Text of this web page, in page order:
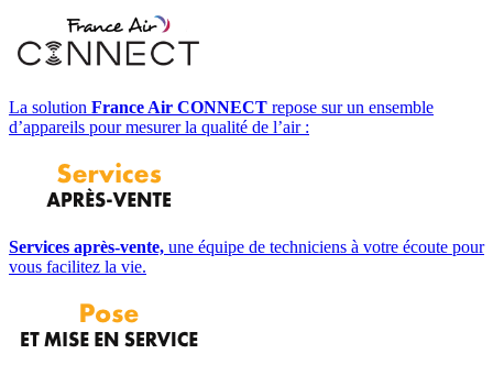
La solution France Air CONNECT repose sur un ensemble
d’appareils pour mesurer la qualité de l’air :
Services après-vente, une équipe de techniciens à votre écoute pour
vous facilitez la vie.